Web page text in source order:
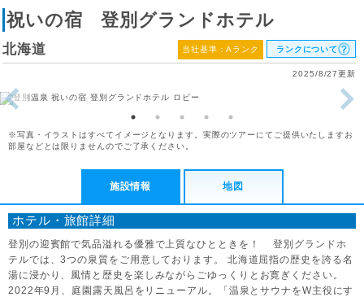
祝いの宿 登別グランドホテル
北海道 当社基準：Aランク ランクについて
2025/8/27更新
※写真・イラストはすべてイメージとなります。実際のツアーにてご提供いたしますお
部屋などとは限りませんのでご了承ください。
施設情報 地図
ホテル・旅館詳細
登別の迎賓館で気品溢れる優雅で上質なひとときを！ 登別グランドホ
テルでは、3つの泉質をご用意しております。 北海道屈指の歴史を誇る名
湯に浸かり、風情と歴史を楽しみながらごゆっくりとお寛ぎください。
2022年9月、庭園露天風呂をリニューアル。「温泉とサウナをW主役にす